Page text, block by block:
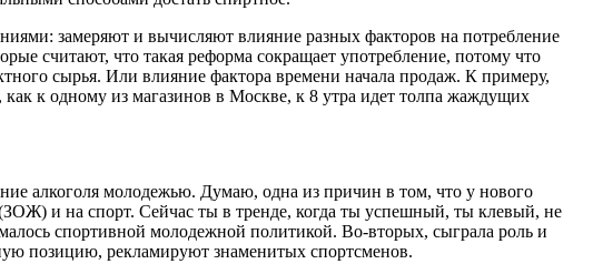
замеряют и вычисляют влияние разных факторов на потребление
считают, что такая реформа сокращает употребление, потому что
сырья. Или влияние фактора времени начала продаж. К примеру,
как к одному из магазинов в Москве, к 8 утра идет толпа жаждущих
алкоголя молодежью. Думаю, одна из причин в том, что у нового
и на спорт. Сейчас ты в тренде, когда ты успешный, ты клевый, не
спортивной молодежной политикой. Во-вторых, сыграла роль и
позицию, рекламируют знаменитых спортсменов.